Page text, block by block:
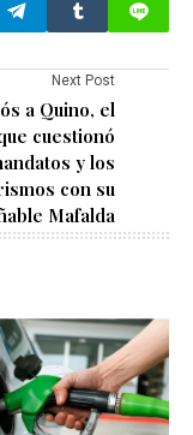
Next Post
a Quino, el
cuestionó
y los
con su
Mafalda